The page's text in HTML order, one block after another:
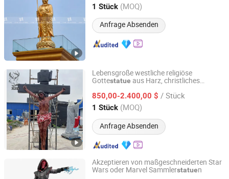
1 Stück (MOQ)
Anfrage Absenden
Beijing, China Seit 2019
Lebensgroße westliche religiöse
Gottestatue aus Harz, christliches
Nativity-Skulptur zur Dekoration
850,00-2.400,00 $ / Stück
1 Stück (MOQ)
Anfrage Absenden
Hebei Flyer Import & Export Trading Co., Ltd.
Hebei, China Seit 2022
Akzeptieren von maßgeschneiderten Star
Wars oder Marvel Sammlerstatuen
Winarea Co., Ltd.